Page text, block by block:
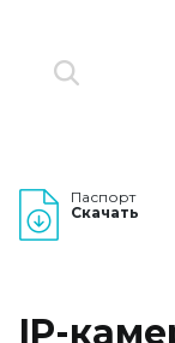
Паспорт
Скачать
IP-